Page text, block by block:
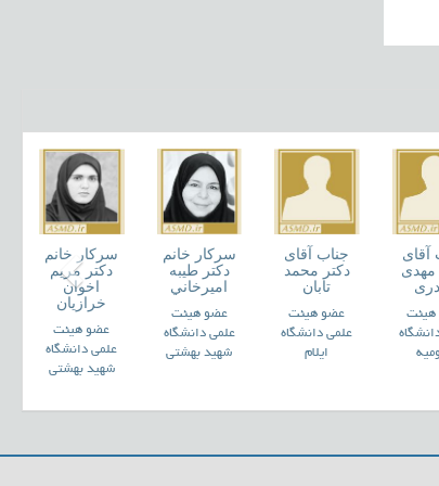
سرکار خانم
دکتر عالیه
کاظمی
عضو هیئت
علمی دانشگاه
تهران
جناب آقای
دکتر حسين
کاظمي
عضو هیئت
علمی دانشگاه
آزاد اسلامی
سرکار خانم
دکتر نرگس
مرادخانی
عضو هیئت
علمی دانشگاه
زنجان
جناب آقای
دکتر سیدرضا
میرعسکری
عضو هیئت
علمی دانشگاه